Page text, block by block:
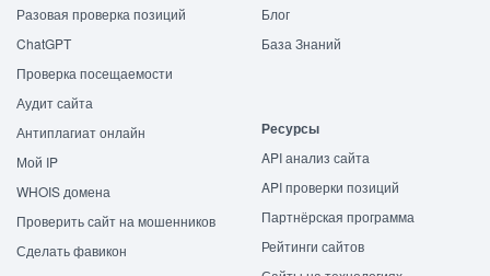
Разовая проверка позиций
ChatGPT
Проверка посещаемости
Аудит сайта
Антиплагиат онлайн
Мой IP
WHOIS домена
Проверить сайт на мошенников
Сделать фавикон
Блог
База Знаний
Ресурсы
API анализ сайта
API проверки позиций
Партнёрская программа
Рейтинги сайтов